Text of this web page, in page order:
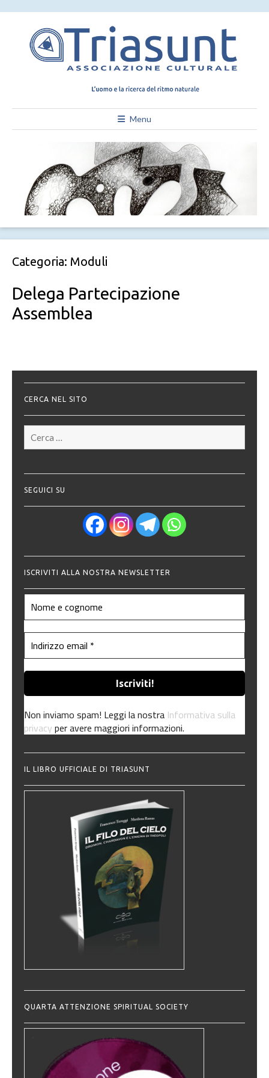
Menu
Categoria: Moduli
Delega Partecipazione
Assemblea
CERCA NEL SITO
per:
SEGUICI SU
ISCRIVITI ALLA NOSTRA NEWSLETTER
Non inviamo spam! Leggi la nostra Informativa sulla
privacyper avere maggiori informazioni.
IL LIBRO UFFICIALE DI TRIASUNT
QUARTA ATTENZIONE SPIRITUAL SOCIETY